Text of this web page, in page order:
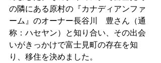
の隣にある原村の『カナディアンファ
ーム』のオーナー長谷川　豊さん（通
称：ハセヤン）と知り合い、その出会
いがきっかけで富士見町の存在を知
り、移住を決めました。